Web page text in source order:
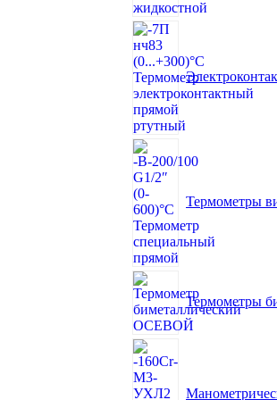
Термометры
Термометры